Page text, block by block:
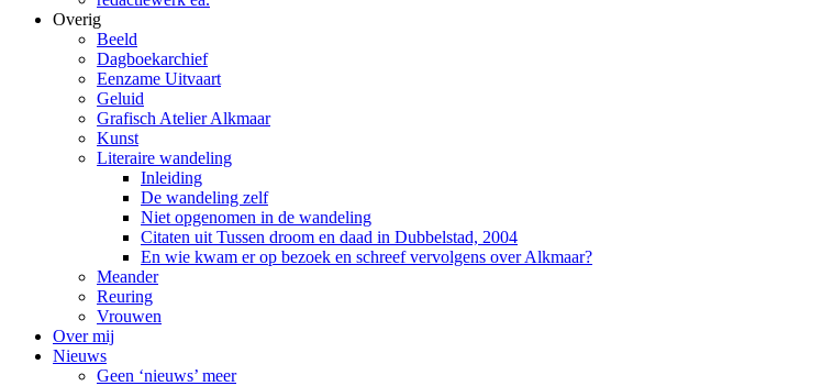
Overig
Beeld
Dagboekarchief
Eenzame Uitvaart
Geluid
Grafisch Atelier Alkmaar
Kunst
Literaire wandeling
Inleiding
De wandeling zelf
Niet opgenomen in de wandeling
Citaten uit Tussen droom en daad in Dubbelstad, 2004
En wie kwam er op bezoek en schreef vervolgens over Alkmaar?
Meander
Reuring
Vrouwen
Over mij
Nieuws
Geen ‘nieuws’ meer